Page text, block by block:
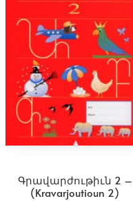
Գրավարժութիւն 2 –
(Kravarjoutioun 2)